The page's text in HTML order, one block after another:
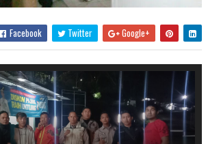
Facebook Twitter Google+